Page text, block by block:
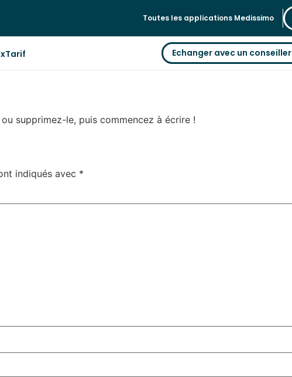
Toutes les applications Medissimo
Tarif Echanger avec un conseiller
supprimez-le, puis commencez à écrire !
indiqués avec *